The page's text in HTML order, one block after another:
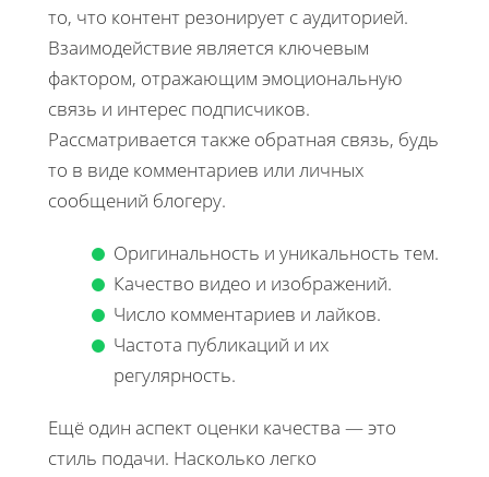
то, что контент резонирует с аудиторией.
Взаимодействие является ключевым
фактором, отражающим эмоциональную
связь и интерес подписчиков.
Рассматривается также обратная связь, будь
то в виде комментариев или личных
сообщений блогеру.
Оригинальность и уникальность тем.
Качество видео и изображений.
Число комментариев и лайков.
Частота публикаций и их
регулярность.
Ещё один аспект оценки качества — это
стиль подачи. Насколько легко